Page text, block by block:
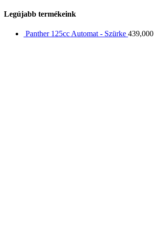
Legújabb termékeink
Panther 125cc Automat - Szürke 439,000